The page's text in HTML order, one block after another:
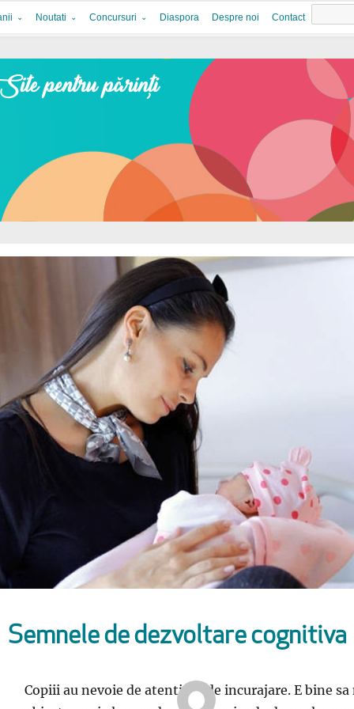
Noutati Concursuri Diaspora Despre noi Contact
Semnele de dezvoltare cognitiva
Copiii au nevoie de atentie si de incurajare. E bine